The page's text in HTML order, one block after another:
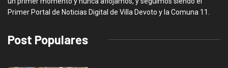
Primer Portal de Noticias Digital de Villa Devoto y la Comuna 11.
Post Populares